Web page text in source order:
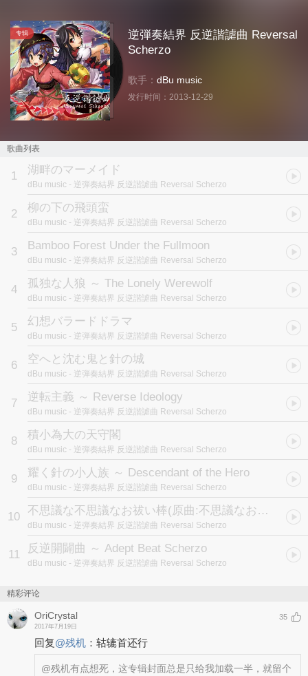
专辑
逆弾奏結界 反逆諧謔曲 Reversal
Scherzo
歌手： dBu music
发行时间： 2013-12-29
歌曲列表
1 湖畔のマーメイド
dBu music - 逆弾奏結界 反逆諧謔曲 Reversal Scherzo
2 柳の下の飛頭蛮
dBu music - 逆弾奏結界 反逆諧謔曲 Reversal Scherzo
3 Bamboo Forest Under the Fullmoon
dBu music - 逆弾奏結界 反逆諧謔曲 Reversal Scherzo
4 孤独な人狼 ～ The Lonely Werewolf
dBu music - 逆弾奏結界 反逆諧謔曲 Reversal Scherzo
5 幻想バラードドラマ
dBu music - 逆弾奏結界 反逆諧謔曲 Reversal Scherzo
6 空へと沈む鬼と針の城
dBu music - 逆弾奏結界 反逆諧謔曲 Reversal Scherzo
7 逆転主義 ～ Reverse Ideology
dBu music - 逆弾奏結界 反逆諧謔曲 Reversal Scherzo
8 積小為大の天守閣
dBu music - 逆弾奏結界 反逆諧謔曲 Reversal Scherzo
9 耀く針の小人族 ～ Descendant of the Hero
dBu music - 逆弾奏結界 反逆諧謔曲 Reversal Scherzo
10 不思議な不思議なお祓い棒(原曲:不思議なお祓い棒)
dBu music - 逆弾奏結界 反逆諧謔曲 Reversal Scherzo
11 反逆開闢曲 ～ Adept Beat Scherzo
dBu music - 逆弾奏結界 反逆諧謔曲 Reversal Scherzo
精彩评论
OriCrystal
2017年7月19日
35
回复@残机 ： 轱辘首还行
@残机有点想死，这专辑封面总是只给我加载一半，就留个